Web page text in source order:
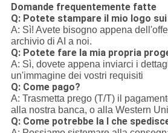
Domande frequentemente fatte
Q: Potete stampare il mio logo
A: Sì! Avete bisogno appena
archivio di AI a noi.
Q: Potete fare la mia propria
A: Sì, dovete appena inviarci i
un'immagine dei vostri requisiti
Q: Come pago?
A: Trasmetta prego (T/T) il
alla nostra banca, o alla Western
Q: Come potrebbe la I che